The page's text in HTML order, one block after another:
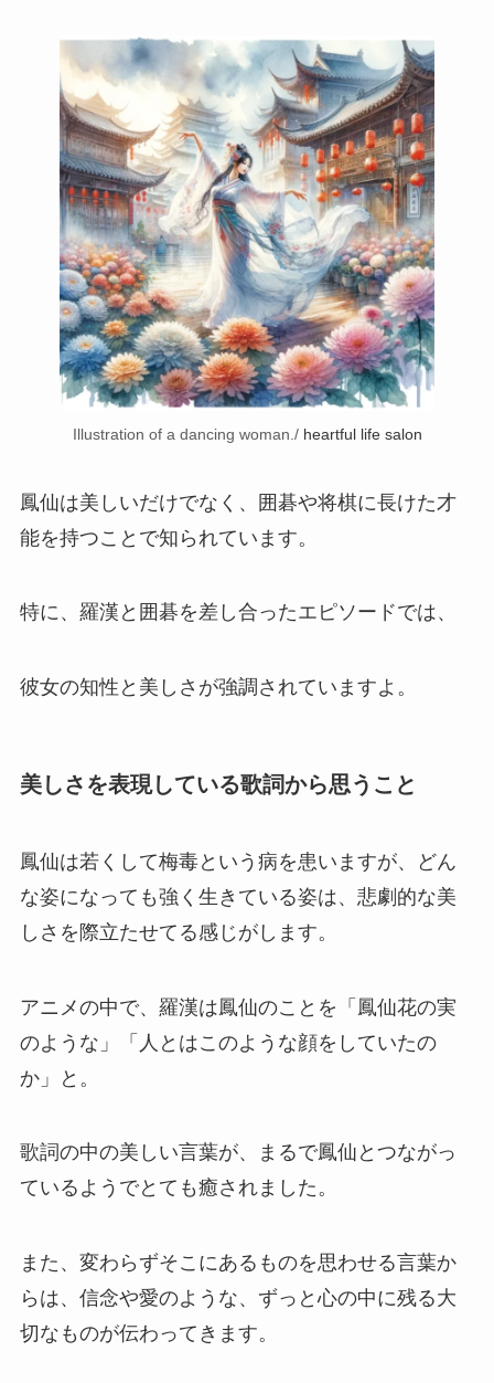
Illustration of a dancing woman./heartful life salon
鳳仙は美しいだけでなく、囲碁や将棋に長けた才
能を持つことで知られています。
特に、羅漢と囲碁を差し合ったエピソードでは、
彼女の知性と美しさが強調されていますよ。
美しさを表現している歌詞から思うこと
鳳仙は若くして梅毒という病を患いますが、どん
な姿になっても強く生きている姿は、悲劇的な美
しさを際立たせてる感じがします。
アニメの中で、羅漢は鳳仙のことを「鳳仙花の実
のような」「人とはこのような顔をしていたの
か」と。
歌詞の中の美しい言葉が、まるで鳳仙とつながっ
ているようでとても癒されました。
また、変わらずそこにあるものを思わせる言葉か
らは、信念や愛のような、ずっと心の中に残る大
切なものが伝わってきます。